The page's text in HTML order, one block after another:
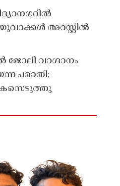
അറസ്റ്റിൽ
വാഗ്ദാനം
പരാതി;